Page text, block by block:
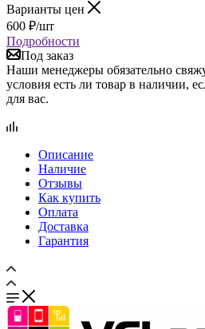
Варианты цен
600 ₽/шт
Подробности
Под заказ
Наши менеджеры обязательно
условия есть ли товар в наличии,
для вас.
Описание
Наличие
Отзывы
Как купить
Оплата
Доставка
Гарантия